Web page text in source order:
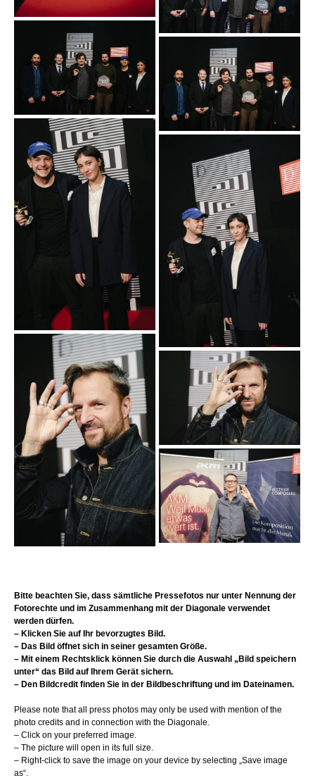
Bitte beachten Sie, dass sämtliche Pressefotos nur unter Nennung der
Fotorechte und im Zusammenhang mit der Diagonale verwendet
werden dürfen.
– Klicken Sie auf Ihr bevorzugtes Bild.
– Das Bild öffnet sich in seiner gesamten Größe.
– Mit einem Rechtsklick können Sie durch die Auswahl „Bild speichern
unter“ das Bild auf Ihrem Gerät sichern.
– Den Bildcredit finden Sie in der Bildbeschriftung und im Dateinamen.
Please note that all press photos may only be used with mention of the
photo credits and in connection with the Diagonale.
– Click on your preferred image.
– The picture will open in its full size.
– Right-click to save the image on your device by selecting „Save image
as“.